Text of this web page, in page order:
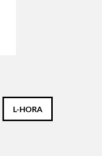
L-HORA